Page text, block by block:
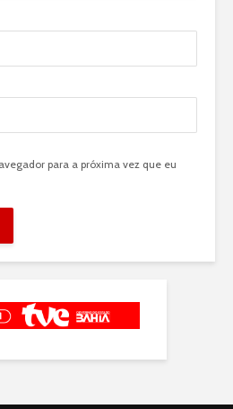
para a próxima vez que eu